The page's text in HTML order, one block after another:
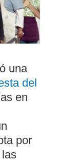
una
del
en
por